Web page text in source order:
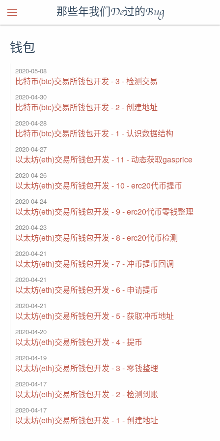
那些年我们De过的Bug
钱包
2020-05-08
比特币(btc)交易所钱包开发 - 3 - 检测交易
2020-04-30
比特币(btc)交易所钱包开发 - 2 - 创建地址
2020-04-28
比特币(btc)交易所钱包开发 - 1 - 认识数据结构
2020-04-27
以太坊(eth)交易所钱包开发 - 11 - 动态获取gasprice
2020-04-26
以太坊(eth)交易所钱包开发 - 10 - erc20代币提币
2020-04-24
以太坊(eth)交易所钱包开发 - 9 - erc20代币零钱整理
2020-04-23
以太坊(eth)交易所钱包开发 - 8 - erc20代币检测
2020-04-21
以太坊(eth)交易所钱包开发 - 7 - 冲币提币回调
2020-04-21
以太坊(eth)交易所钱包开发 - 6 - 申请提币
2020-04-21
以太坊(eth)交易所钱包开发 - 5 - 获取冲币地址
2020-04-20
以太坊(eth)交易所钱包开发 - 4 - 提币
2020-04-19
以太坊(eth)交易所钱包开发 - 3 - 零钱整理
2020-04-17
以太坊(eth)交易所钱包开发 - 2 - 检测到账
2020-04-17
以太坊(eth)交易所钱包开发 - 1 - 创建地址